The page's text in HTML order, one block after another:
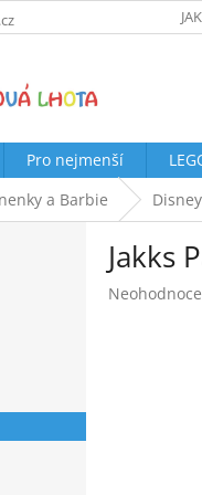
Pro nejmenší
a Barbie
Jakks
Průměrné